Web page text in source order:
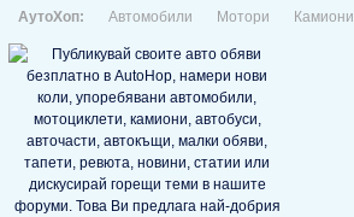
АутоХоп: Автомобили Мотори Камиони